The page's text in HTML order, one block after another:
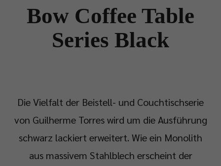
Bow Coffee Table
Series Black
Die Vielfalt der Beistell- und Couchtischserie
von Guilherme Torres wird um die Ausführung
schwarz lackiert erweitert. Wie ein Monolith
aus massivem Stahlblech erscheint der